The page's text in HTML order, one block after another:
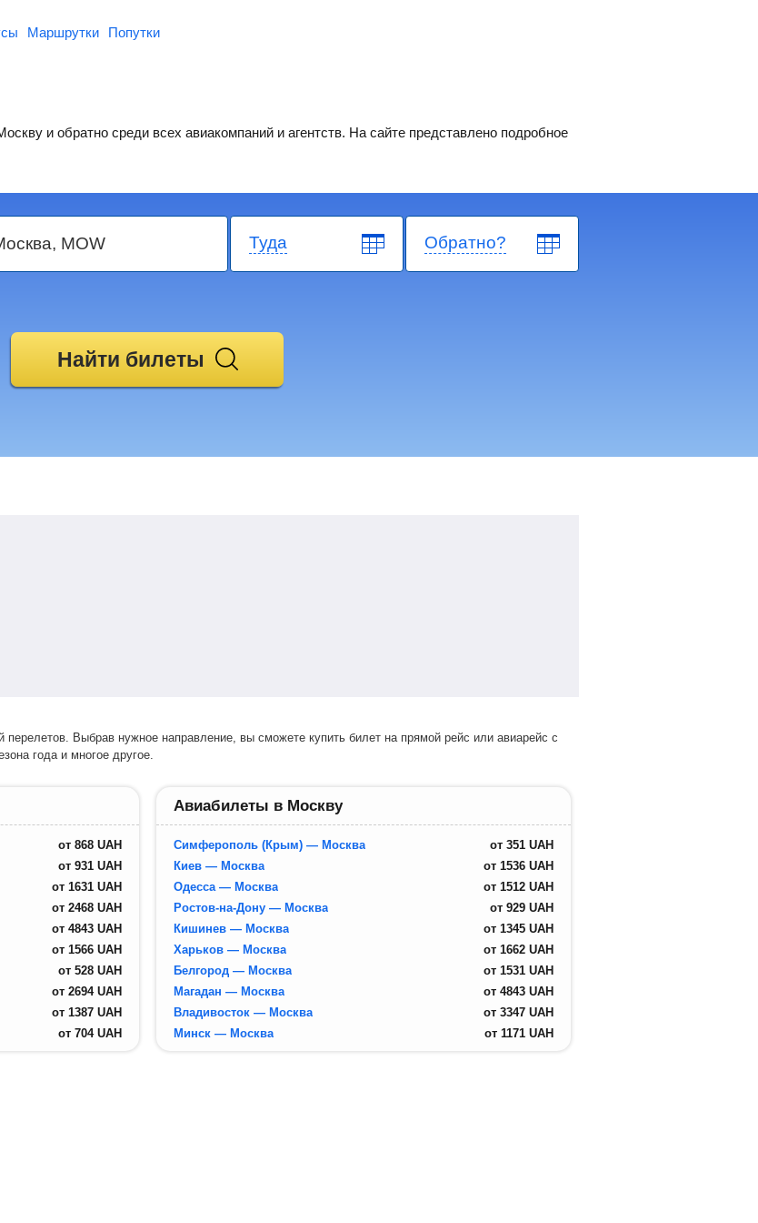
Маршрутки Попутки
и обратно среди всех авиакомпаний и агентств. На сайте представлено подробное
Туда Обратно?
Найти билеты
года и многое другое.
от 868 UAH
от 931 UAH
от 1631 UAH
от 2468 UAH
от 4843 UAH
от 1566 UAH
от 528 UAH
от 2694 UAH
от 1387 UAH
от 704 UAH
Авиабилеты в Москву
Симферополь (Крым) — Москва от 351 UAH
Киев — Москва
от 1536 UAH
Одесса — Москва
от 1512 UAH
Ростов-на-Дону — Москва
от 929 UAH
Кишинев — Москва
от 1345 UAH
Харьков — Москва
от 1662 UAH
Белгород — Москва
от 1531 UAH
Магадан — Москва
от 4843 UAH
Владивосток — Москва
от 3347 UAH
Минск — Москва
от 1171 UAH